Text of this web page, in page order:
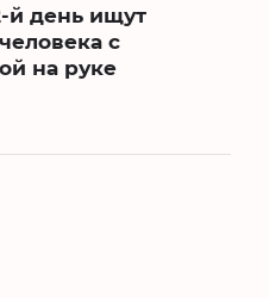
й день ищут
с
на руке